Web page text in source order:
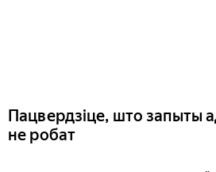
Пацвердзіце, што запыты
не робат